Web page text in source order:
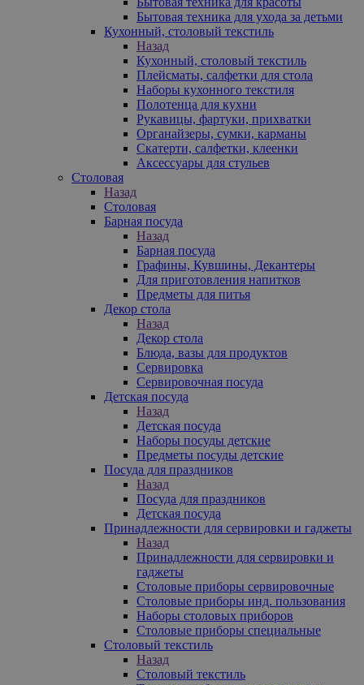
Бытовая техника для ухода за детьми
Кухонный, столовый текстиль
Назад
Кухонный, столовый текстиль
Плейсматы, салфетки для стола
Наборы кухонного текстиля
Полотенца для кухни
Рукавицы, фартуки, прихватки
Органайзеры, сумки, карманы
Скатерти, салфетки, клеенки
Аксессуары для стульев
Столовая
Назад
Столовая
Барная посуда
Назад
Барная посуда
Графины, Кувшины, Декантеры
Для приготовления напитков
Предметы для питья
Декор стола
Назад
Декор стола
Блюда, вазы для продуктов
Сервировка
Сервировочная посуда
Детская посуда
Назад
Детская посуда
Наборы посуды детские
Предметы посуды детские
Посуда для праздников
Назад
Посуда для праздников
Детская посуда
Принадлежности для сервировки и гаджеты
Назад
Принадлежности для сервировки и
гаджеты
Столовые приборы сервировочные
Столовые приборы инд. пользования
Наборы столовых приборов
Столовые приборы специальные
Столовый текстиль
Назад
Столовый текстиль